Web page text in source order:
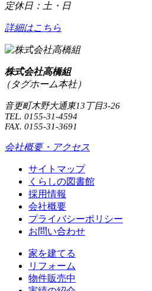
定休日：土・日
詳細はこちら
株式会社高橋組
（タグホーム本社）
音更町木野大通東13丁目3-26
TEL. 0155-31-4594
FAX. 0155-31-3691
会社概要・アクセス
サイトマップ
くらしの図書館
採用情報
会社概要
プライバシーポリシー
お問い合わせ
家を建てる
リフォーム
物件販売中